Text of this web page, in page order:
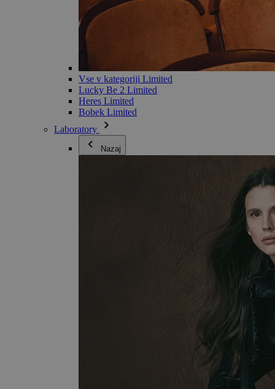
Vse v kategoriji Limited
Lucky Be 2 Limited
Heres Limited
Bobek Limited
Laboratory
Nazaj